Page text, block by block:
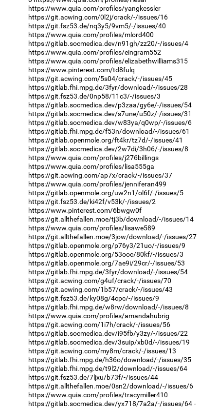
https://www.quia.com/profiles/yangkessler
https://git.acwing.com/0l2j/crack/-/issues/16
https://git.fsz53.de/nq3y5/9vm5/-/issues/40
https://www.quia.com/profiles/mlord400
https://gitlab.socmedica.dev/n91gh/zz20/-/issues/4
https://www.quia.com/profiles/eingram552
https://www.quia.com/profiles/elizabethwilliams315
https://www.pinterest.com/td8fulq
https://git.acwing.com/5s04/crack/-/issues/45
https://gitlab.fhi.mpg.de/3fyr/download/-/issues/28
https://git.fsz53.de/0np58/11c3/-/issues/3
https://gitlab.socmedica.dev/p3zaa/gy6e/-/issues/54
https://gitlab.socmedica.dev/s7une/u50z/-/issues/31
https://gitlab.socmedica.dev/w83ya/q0wp/-/issues/6
https://gitlab.fhi.mpg.de/f53n/download/-/issues/61
https://gitlab.openmole.org/ft4kr/tz7d/-/issues/41
https://gitlab.socmedica.dev/2w7di/3h06/-/issues/8
https://www.quia.com/profiles/j276billings
https://www.quia.com/profiles/lisa555ga
https://git.acwing.com/ap7x/crack/-/issues/37
https://www.quia.com/profiles/jenniferan499
https://gitlab.openmole.org/uw2n1/ol6f/-/issues/5
https://git.fsz53.de/ki42f/v53k/-/issues/2
https://www.pinterest.com/6bwgw0f
https://git.allthefallen.moe/tj3b/download/-/issues/14
https://www.quia.com/profiles/lisawe589
https://git.allthefallen.moe/3jow/download/-/issues/27
https://gitlab.openmole.org/p76y3/21uo/-/issues/9
https://gitlab.openmole.org/53ooc/80kf/-/issues/3
https://gitlab.openmole.org/7ae9i/29cr/-/issues/53
https://gitlab.fhi.mpg.de/3fyr/download/-/issues/54
https://git.acwing.com/g4uf/crack/-/issues/70
https://git.acwing.com/1b57/crack/-/issues/43
https://git.fsz53.de/ky08g/4cpc/-/issues/9
https://gitlab.fhi.mpg.de/w8rw/download/-/issues/8
https://www.quia.com/profiles/amandahubrig
https://git.acwing.com/1i7h/crack/-/issues/56
https://gitlab.socmedica.dev/i95fb/y3zy/-/issues/22
https://gitlab.socmedica.dev/3suip/xb0d/-/issues/19
https://git.acwing.com/my8m/crack/-/issues/13
https://gitlab.fhi.mpg.de/h36o/download/-/issues/35
https://gitlab.fhi.mpg.de/t9l2/download/-/issues/64
https://git.fsz53.de/7ljxu/b73f/-/issues/44
https://git.allthefallen.moe/0sn2/download/-/issues/6
https://www.quia.com/profiles/tracymiller410
https://gitlab.socmedica.dev/yx718/7a2a/-/issues/64